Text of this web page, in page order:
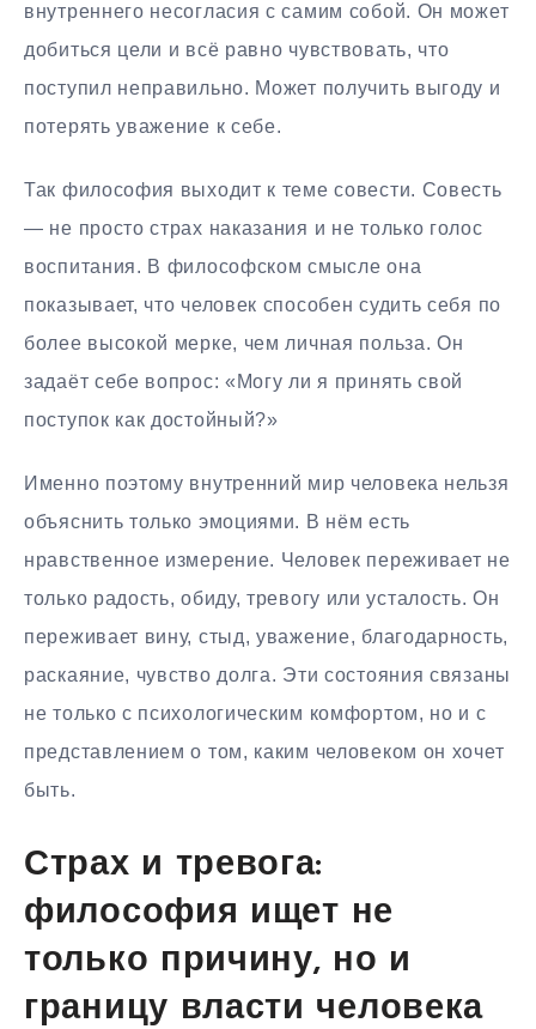
внутреннего несогласия с самим собой. Он может
добиться цели и всё равно чувствовать, что
поступил неправильно. Может получить выгоду и
потерять уважение к себе.
Так философия выходит к теме совести. Совесть
— не просто страх наказания и не только голос
воспитания. В философском смысле она
показывает, что человек способен судить себя по
более высокой мерке, чем личная польза. Он
задаёт себе вопрос: «Могу ли я принять свой
поступок как достойный?»
Именно поэтому внутренний мир человека нельзя
объяснить только эмоциями. В нём есть
нравственное измерение. Человек переживает не
только радость, обиду, тревогу или усталость. Он
переживает вину, стыд, уважение, благодарность,
раскаяние, чувство долга. Эти состояния связаны
не только с психологическим комфортом, но и с
представлением о том, каким человеком он хочет
быть.
Страх и тревога:
философия ищет не
только причину, но и
границу власти человека